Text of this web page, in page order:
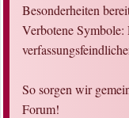
Besonderheiten
Verbotene
So sorgen wir
Forum!